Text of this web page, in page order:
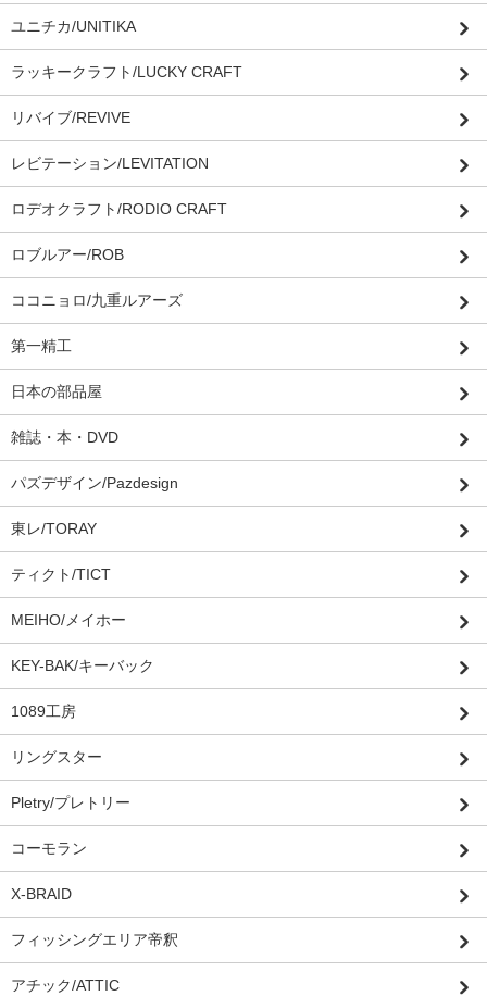
ユニチカ/UNITIKA
ラッキークラフト/LUCKY CRAFT
リバイブ/REVIVE
レビテーション/LEVITATION
ロデオクラフト/RODIO CRAFT
ロブルアー/ROB
ココニョロ/九重ルアーズ
第一精工
日本の部品屋
雑誌・本・DVD
パズデザイン/Pazdesign
東レ/TORAY
ティクト/TICT
MEIHO/メイホー
KEY-BAK/キーバック
1089工房
リングスター
Pletry/プレトリー
コーモラン
X-BRAID
フィッシングエリア帝釈
アチック/ATTIC